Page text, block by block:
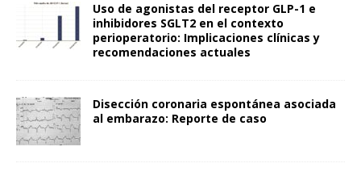
Uso de agonistas del receptor GLP-1 e
inhibidores SGLT2 en el contexto
perioperatorio: Implicaciones clínicas y
recomendaciones actuales
Disección coronaria espontánea asociada
al embarazo: Reporte de caso